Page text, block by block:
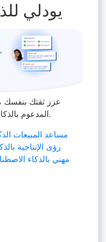
يودلي
عزز ثقتك بنفسك
المدعوم بالذكاء الاصطناعي والتغذية الراجعة.
مساعد المبيعات
رؤى الإنتاجية
مهني بالذكاء